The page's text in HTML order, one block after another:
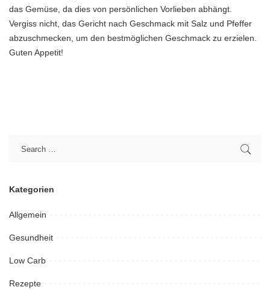
das Gemüse, da dies von persönlichen Vorlieben abhängt.
Vergiss nicht, das Gericht nach Geschmack mit Salz und Pfeffer
abzuschmecken, um den bestmöglichen Geschmack zu erzielen.
Guten Appetit!
Kategorien
Allgemein
Gesundheit
Low Carb
Rezepte